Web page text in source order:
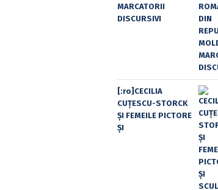
MARCATORII
DISCURSIVI
[:ro]CECILIA
CUŢESCU-STORCK
ŞI FEMEILE PICTORE
ŞI